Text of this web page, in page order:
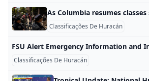
Classificações De Huracán
Classificações De Huracán